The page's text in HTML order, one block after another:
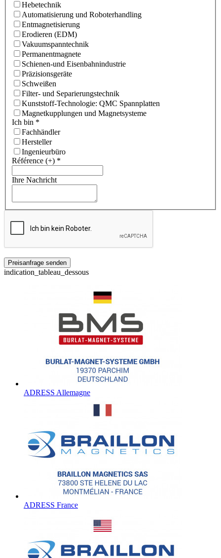
Hebetechnik
Automatisierung und Roboterhandling
Entmagnetisierung
Erodieren (EDM)
Vakuumspanntechnik
Permanentmagnete
Schienen-und Eisenbahnindustrie
Präzisionsgeräte
Schweißen
Filter- und Separierungstechnik
Kunststoff-Technologie: QMC Spannplatten
Magnetkupplungen und Magnetsysteme
Ich bin *
Fachhändler
Hersteller
Ingenieurbüro
Référence (+) *
Ihre Nachricht
indication_tableau_dessous
ADRESS Allemagne
ADRESS France